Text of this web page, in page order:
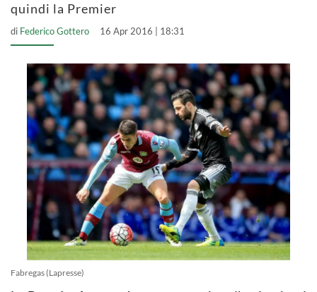
quindi la Premier
di Federico Gottero 16 Apr 2016 | 18:31
Fabregas (Lapresse)